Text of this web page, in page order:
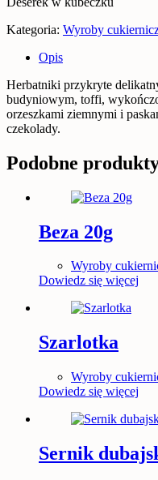
Kategoria: Wyroby
Opis
Herbatniki przykryte
budyniowym, toffi,
orzeszkami ziemnymi i
czekolady.
Podobne
Beza 20g
Wyroby
Dowiedz się więcej
Szarlotka
Wyroby
Dowiedz się więcej
Sernik